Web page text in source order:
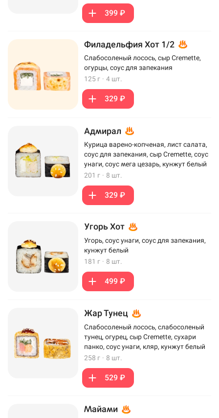
399 ₽
Филадельфия Хот 1/2
Слабосоленый лосось, сыр Cremette,
огурцы, соус для запекания
125 г · 4 шт.
329 ₽
Адмирал
Курица варено-копченая, лист салата,
соус для запекания, сыр Cremette, соус
унаги, соус мега цезарь, кунжут белый
201 г · 8 шт.
329 ₽
Угорь Хот
Угорь, соус унаги, соус для запекания,
кунжут белый
181 г · 8 шт.
499 ₽
Жар Тунец
Слабосоленый лосось, слабосоленый
тунец, огурец, сыр Cremette, сухари
панко, соус унаги, кляр, кунжут белый
258 г · 8 шт.
529 ₽
Майами